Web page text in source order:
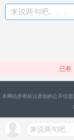
来说两句吧。。。
来说两句吧...
已有
本网站所有标注原创的公开信